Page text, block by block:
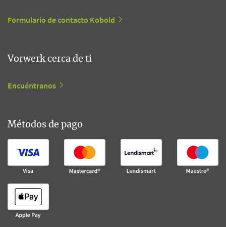
Formulario de contacto Kobold
Vorwerk cerca de ti
Encuéntranos
Métodos de pago